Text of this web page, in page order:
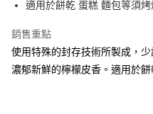
ATM付款
適用於餅乾 蛋糕 麵包等須烤
銷售重點
使用特殊的封存技術所製成，
濃郁新鮮的檸檬皮香。適用於